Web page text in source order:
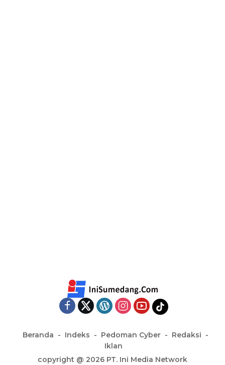
Beranda Indeks Pedoman Cyber
Redaksi
Iklan
copyright @ 2026 PT. Ini Media Network